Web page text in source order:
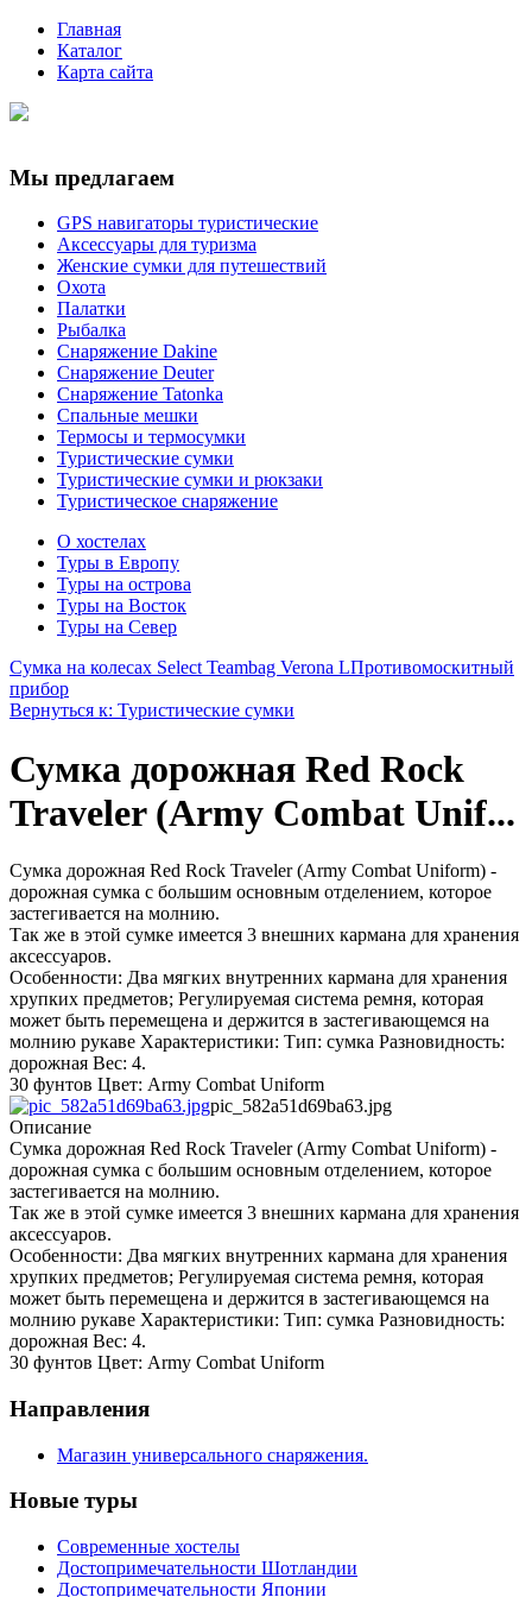
Главная
Каталог
Карта сайта
Мы предлагаем
GPS навигаторы туристические
Аксессуары для туризма
Женские сумки для путешествий
Охота
Палатки
Рыбалка
Снаряжение Dakine
Снаряжение Deuter
Снаряжение Tatonka
Спальные мешки
Термосы и термосумки
Туристические сумки
Туристические сумки и рюкзаки
Туристическое снаряжение
О хостелах
Туры в Европу
Туры на острова
Туры на Восток
Туры на Север
Сумка на колесах Select Teambag Verona LПротивомоскитный
прибор
Вернуться к: Туристические сумки
Сумка дорожная Red Rock
Traveler (Army Combat Unif...
Сумка дорожная Red Rock Traveler (Army Combat Uniform) -
дорожная сумка с большим основным отделением, которое
застегивается на молнию.
Так же в этой сумке имеется 3 внешних кармана для хранения
аксессуаров.
Особенности: Два мягких внутренних кармана для хранения
хрупких предметов; Регулируемая система ремня, которая
может быть перемещена и держится в застегивающемся на
молнию рукаве Характеристики: Тип: сумка Разновидность:
дорожная Вес: 4.
30 фунтов Цвет: Army Combat Uniform
pic_582a51d69ba63.jpg
Описание
Сумка дорожная Red Rock Traveler (Army Combat Uniform) -
дорожная сумка с большим основным отделением, которое
застегивается на молнию.
Так же в этой сумке имеется 3 внешних кармана для хранения
аксессуаров.
Особенности: Два мягких внутренних кармана для хранения
хрупких предметов; Регулируемая система ремня, которая
может быть перемещена и держится в застегивающемся на
молнию рукаве Характеристики: Тип: сумка Разновидность:
дорожная Вес: 4.
30 фунтов Цвет: Army Combat Uniform
Направления
Магазин универсального снаряжения.
Новые туры
Современные хостелы
Достопримечательности Шотландии
Достопримечательности Японии